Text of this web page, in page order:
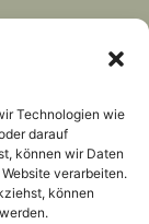
Technologien wie
darauf
können wir Daten
verarbeiten.
können